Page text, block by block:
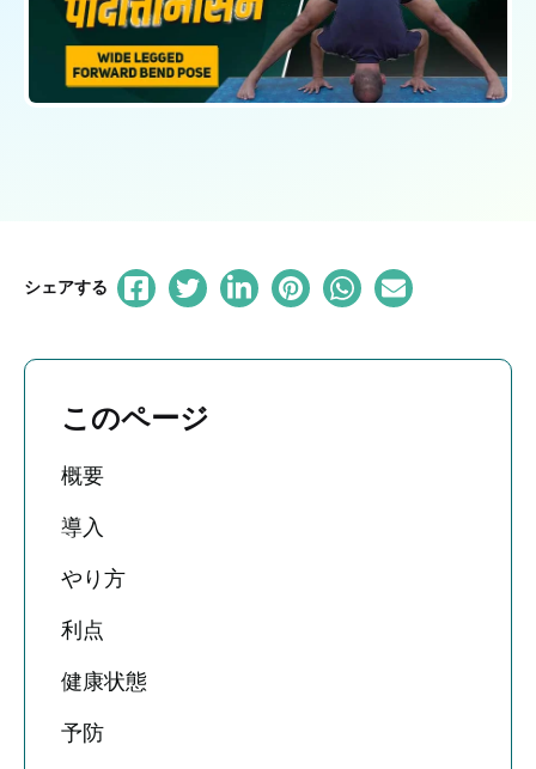
シェアする
このページ
概要
導入
やり方
利点
健康状態
予防